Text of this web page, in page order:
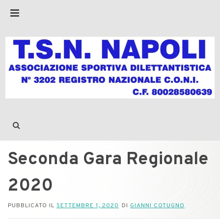
Seconda Gara Regionale
2020
PUBBLICATO IL SETTEMBRE 1, 2020 DI GIANNI COTUGNO